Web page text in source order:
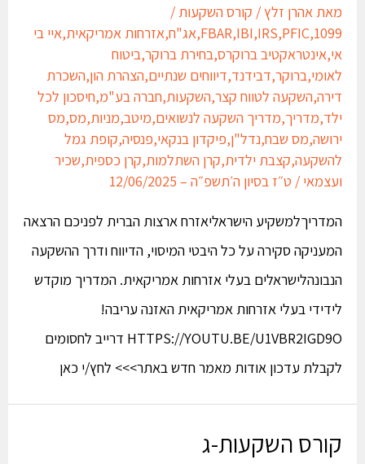
מאתאהרן זלץ/קורס השקעות/
1099
,
FBAR,IBI,IRS,PFIC
,אג"ח,אזרחות אמריקאית,איי בי
אי,אינטראקטיב ברוקרס,בחירת ברוקר,ביטוח
לאומי,ברוקר,דבידנד,דיווחים שנתיים,הצהרת הון,השכרת
דירה,השקעה לטווח קצר,השקעות,חברה בע"מ,חיסכון לכל
ילד,מדריך,מדריך השקעה לנשואים,מיטב,מניות,מס,מס
ירושה,מס שבח,נדל"ן,פיקדון בנקאי,פנסיה,קופת גמל
להשקעה,קצבת ילדית,קרן השתלמות,קרן כספית,שכיר
ועצמאי/ט״ז בסיון ה׳תשפ״ה – 12/06/2025
המדריךלמשקיע הישראליאזרח ארצות הברית לפניכם הרצאה
המעניקה סקירה על כל היבטי המיסוי, הדיווח ודרך ההשקעה
הנבונהלישראלים בעלי אזרחות אמריקאית. המדריך מוקדש
לידידי בעלי אזרחות אמריקאית האזנה עריבה!
HTTPS://YOUTU.BE/U1VBR2IGD9O דרייב לחסומים
לקבלת עדכון אודות מאמר חדש באתר>>> לחץ/י כאן
קורס השקעות-ג